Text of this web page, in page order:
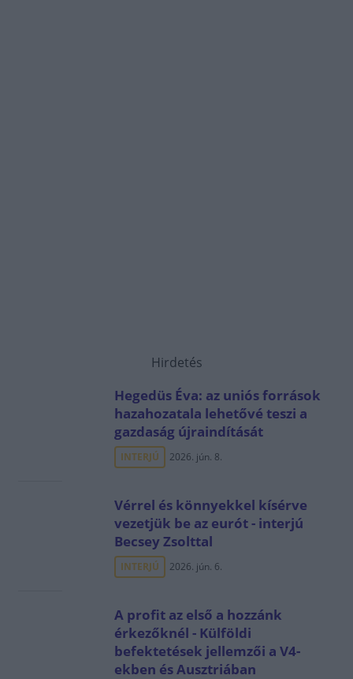
Hirdetés
Hegedüs Éva: az uniós források
hazahozatala lehetővé teszi a
gazdaság újraindítását
INTERJÚ 2026. jún. 8.
Vérrel és könnyekkel kísérve
vezetjük be az eurót - interjú
Becsey Zsolttal
INTERJÚ 2026. jún. 6.
A profit az első a hozzánk
érkezőknél - Külföldi
befektetések jellemzői a V4-
ekben és Ausztriában